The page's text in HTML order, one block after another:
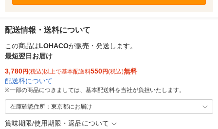
配送情報・送料について
この商品はLOHACOが販売・発送します。
最短翌日お届け
3,780円(税込)以上で基本配送料550円(税込)無料
配送料について
※一部の商品につきましては、基本配送料を当社が負担いたします。
在庫確認住所：東京都にお届け
賞味期限/使用期限・返品について